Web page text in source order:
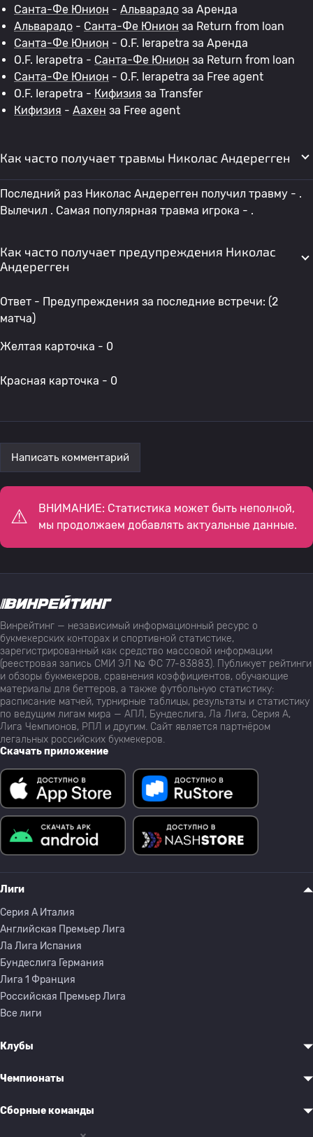
Санта-Фе Юнион - Альварадо за Аренда
Альварадо - Санта-Фе Юнион за Return from loan
Санта-Фе Юнион - O.F. Ierapetra за Аренда
O.F. Ierapetra - Санта-Фе Юнион за Return from loan
Санта-Фе Юнион - O.F. Ierapetra за Free agent
O.F. Ierapetra - Кифизия за Transfer
Кифизия - Аахен за Free agent
Как часто получает травмы Николас Андерегген
Последний раз Николас Андерегген получил травму - .
Вылечил . Самая популярная травма игрока - .
Как часто получает предупреждения Николас
Андерегген
Ответ - Предупреждения за последние встречи: (2
матча)
Желтая карточка - 0
Красная карточка - 0
Написать комментарий
ВНИМАНИЕ: Статистика может быть неполной,
мы продолжаем добавлять актуальные данные.
Винрейтинг — независимый информационный ресурс о
букмекерских конторах и спортивной статистике,
зарегистрированный как средство массовой информации
(реестровая запись СМИ ЭЛ № ФС 77-83883). Публикует рейтинги
и обзоры букмекеров, сравнения коэффициентов, обучающие
материалы для беттеров, а также футбольную статистику:
расписание матчей, турнирные таблицы, результаты и статистику
по ведущим лигам мира — АПЛ, Бундеслига, Ла Лига, Серия А,
Лига Чемпионов, РПЛ и другим. Сайт является партнёром
легальных российских букмекеров.
Скачать приложение
Лиги
Серия A Италия
Английская Премьер Лига
Ла Лига Испания
Бундеслига Германия
Лига 1 Франция
Российская Премьер Лига
Все лиги
Клубы
Чемпионаты
Сборные команды